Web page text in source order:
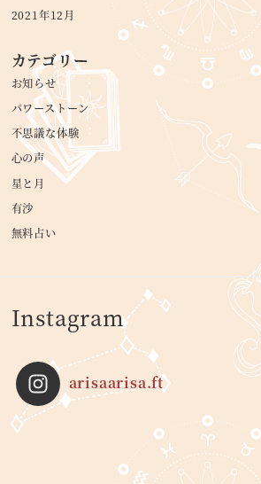
2021年12月
カテゴリー
お知らせ
パワーストーン
不思議な体験
心の声
星と月
有沙
無料占い
Instagram
arisaarisa.ft